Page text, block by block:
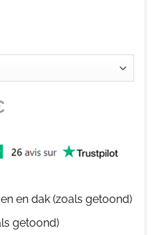
en dak (zoals getoond)
getoond)